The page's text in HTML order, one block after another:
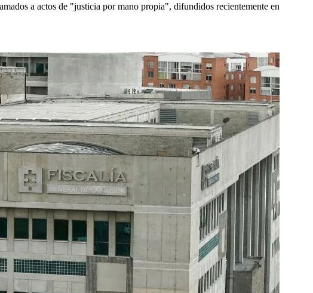
a actos de "justicia por mano propia", difundidos recientemente en